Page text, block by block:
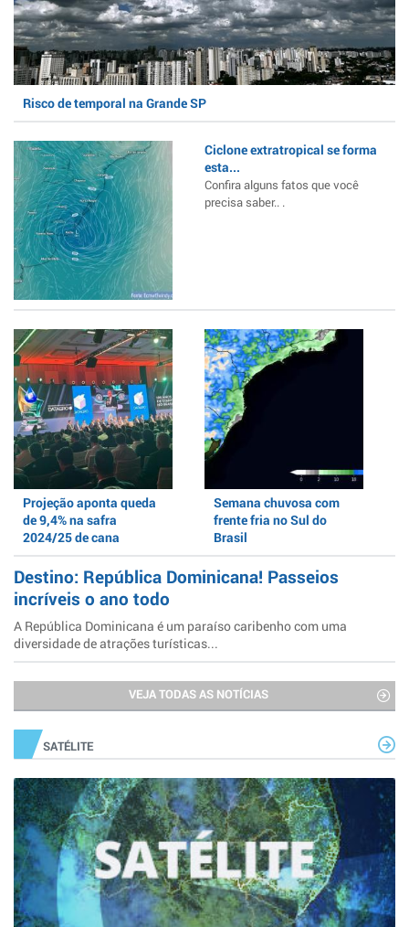
Risco de temporal na Grande SP
Ciclone extratropical se forma
esta...
Confira alguns fatos que você
precisa saber.. .
Projeção aponta queda
de 9,4% na safra
2024/25 de cana
Semana chuvosa com
frente fria no Sul do
Brasil
Destino: República Dominicana! Passeios
incríveis o ano todo
A República Dominicana é um paraíso caribenho com uma
diversidade de atrações turísticas...
VEJA TODAS AS NOTÍCIAS
SATÉLITE